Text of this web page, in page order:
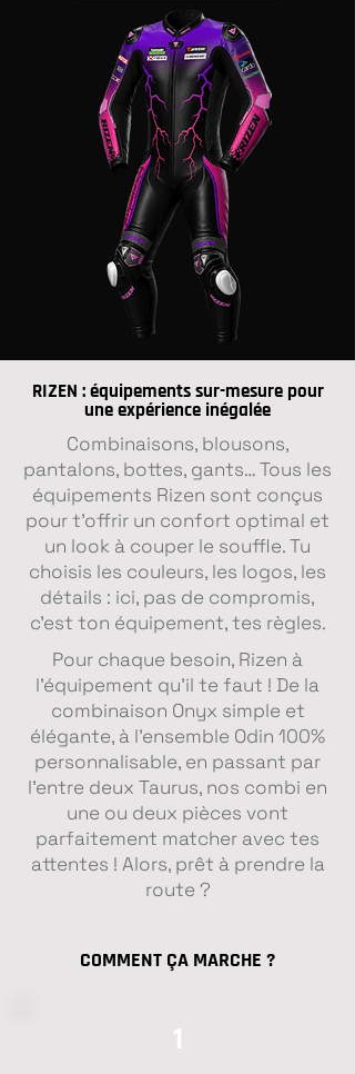
RIZEN : équipements sur-mesure pour
une expérience inégalée
Combinaisons, blousons,
pantalons, bottes, gants… Tous les
équipements Rizen sont conçus
pour t’offrir un confort optimal et
un look à couper le souffle. Tu
choisis les couleurs, les logos, les
détails : ici, pas de compromis,
c’est ton équipement, tes règles.
Pour chaque besoin, Rizen à
l'équipement qu’il te faut ! De la
combinaison Onyx simple et
élégante, à l’ensemble Odin 100%
personnalisable, en passant par
l’entre deux Taurus, nos combi en
une ou deux pièces vont
parfaitement matcher avec tes
attentes ! Alors, prêt à prendre la
route ?
COMMENT ÇA MARCHE ?
1